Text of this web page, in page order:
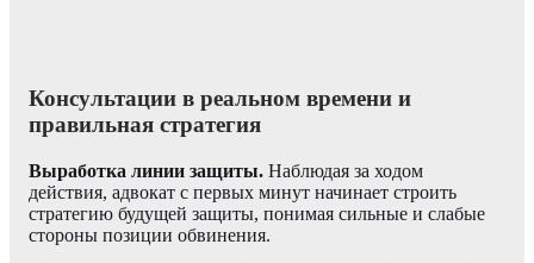
Консультации в реальном времени и
правильная стратегия
Выработка линии защиты. Наблюдая за ходом
действия, адвокат с первых минут начинает строить
стратегию будущей защиты, понимая сильные и слабые
стороны позиции обвинения.